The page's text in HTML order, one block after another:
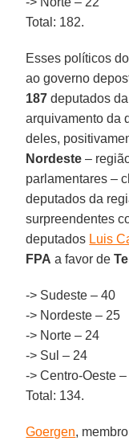
Total: 182.
Esses políticos do
ao governo
187 deputados da
arquivamento da
deles,
Nordeste –
parlamentares –
deputados da
surpreendentes
deputados Luis
FPA a favor de
-> Sudeste – 40
-> Nordeste – 25
-> Norte – 24
-> Sul – 24
-> Centro-Oeste –
Total: 134.
Goergen,